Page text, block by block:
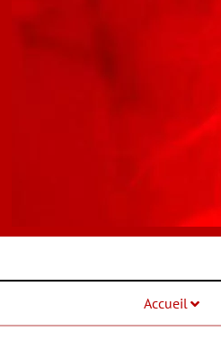
Accueil